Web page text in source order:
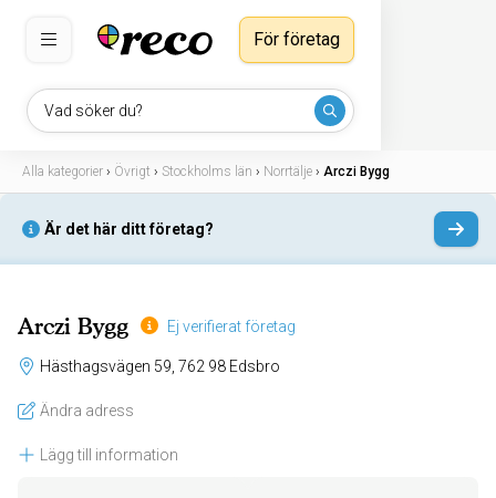
Vad söker du?
För företag
Alla kategorier › Övrigt › Stockholms län › Norrtälje › Arczi Bygg
Är det här ditt företag?
Arczi Bygg Ej verifierat företag
Hästhagsvägen 59, 762 98 Edsbro
Ändra adress
Lägg till information